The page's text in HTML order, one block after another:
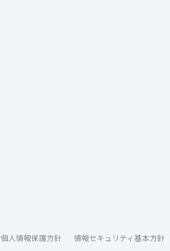
個人情報保護方針 情報セキュリティ基本方針